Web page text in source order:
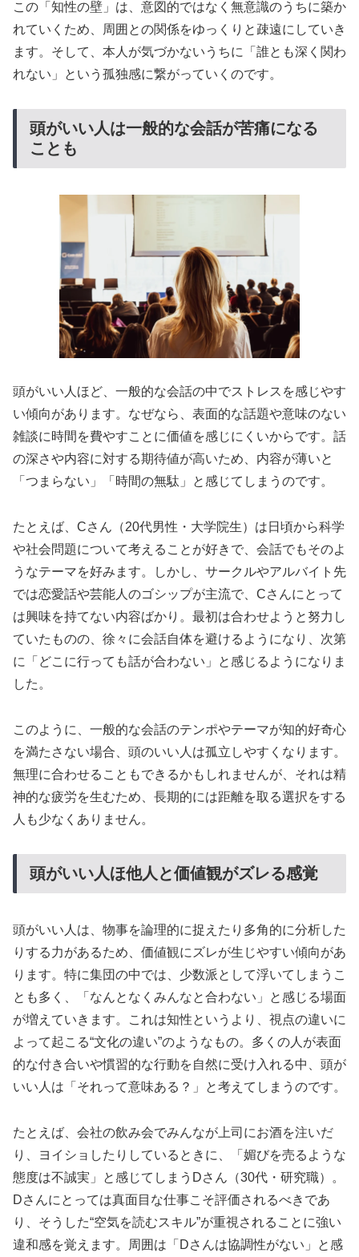
この「知性の壁」は、意図的ではなく無意識のうちに築か
れていくため、周囲との関係をゆっくりと疎遠にしていき
ます。そして、本人が気づかないうちに「誰とも深く関わ
れない」という孤独感に繋がっていくのです。
頭がいい人は一般的な会話が苦痛になる
ことも
頭がいい人ほど、一般的な会話の中でストレスを感じやす
い傾向があります。なぜなら、表面的な話題や意味のない
雑談に時間を費やすことに価値を感じにくいからです。話
の深さや内容に対する期待値が高いため、内容が薄いと
「つまらない」「時間の無駄」と感じてしまうのです。
たとえば、Cさん（20代男性・大学院生）は日頃から科学
や社会問題について考えることが好きで、会話でもそのよ
うなテーマを好みます。しかし、サークルやアルバイト先
では恋愛話や芸能人のゴシップが主流で、Cさんにとって
は興味を持てない内容ばかり。最初は合わせようと努力し
ていたものの、徐々に会話自体を避けるようになり、次第
に「どこに行っても話が合わない」と感じるようになりま
した。
このように、一般的な会話のテンポやテーマが知的好奇心
を満たさない場合、頭のいい人は孤立しやすくなります。
無理に合わせることもできるかもしれませんが、それは精
神的な疲労を生むため、長期的には距離を取る選択をする
人も少なくありません。
頭がいい人ほ他人と価値観がズレる感覚
頭がいい人は、物事を論理的に捉えたり多角的に分析した
りする力があるため、価値観にズレが生じやすい傾向があ
ります。特に集団の中では、少数派として浮いてしまうこ
とも多く、「なんとなくみんなと合わない」と感じる場面
が増えていきます。これは知性というより、視点の違いに
よって起こる“文化の違い”のようなもの。多くの人が表面
的な付き合いや慣習的な行動を自然に受け入れる中、頭が
いい人は「それって意味ある？」と考えてしまうのです。
たとえば、会社の飲み会でみんなが上司にお酒を注いだ
り、ヨイショしたりしているときに、「媚びを売るような
態度は不誠実」と感じてしまうDさん（30代・研究職）。
Dさんにとっては真面目な仕事こそ評価されるべきであ
り、そうした“空気を読むスキル”が重視されることに強い
違和感を覚えます。周囲は「Dさんは協調性がない」と感